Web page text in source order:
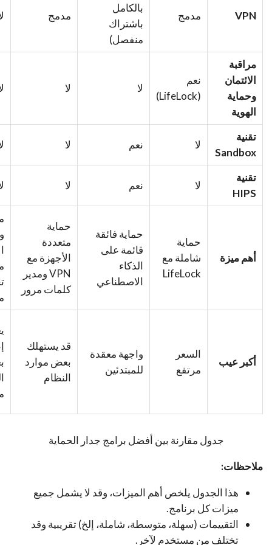
VPN مدمج
بالكامل
باشتراك
منفصل)
مدمج
مراقبة
الائتمان
وحماية
الهوية
نعم
(LifeLock)
لا لا
تقنية
Sandbox
لا نعم لا
تقنية
HIPS
لا نعم لا
أهم ميزة
حماية
شاملة مع
LifeLock
حماية فائقة
قائمة على
الذكاء
الاصطناعي
حماية
متعددة
الأجهزة مع
VPN ومدير
كلمات مرور
أكبر عيب
السعر
مرتفع
واجهة معقدة
للمبتدئين
قد يستهلك
بعض موارد
النظام
جدول مقارنة بين أفضل برامج جدار الحماية
ملاحظات:
هذا الجدول يلخص أهم الميزات، وقد لا يشمل جميع
ميزات كل برنامج.
التقييمات (سهلة، متوسطة، شاملة، إلخ) تقريبية وقد
تختلف من مستخدم لآخر.